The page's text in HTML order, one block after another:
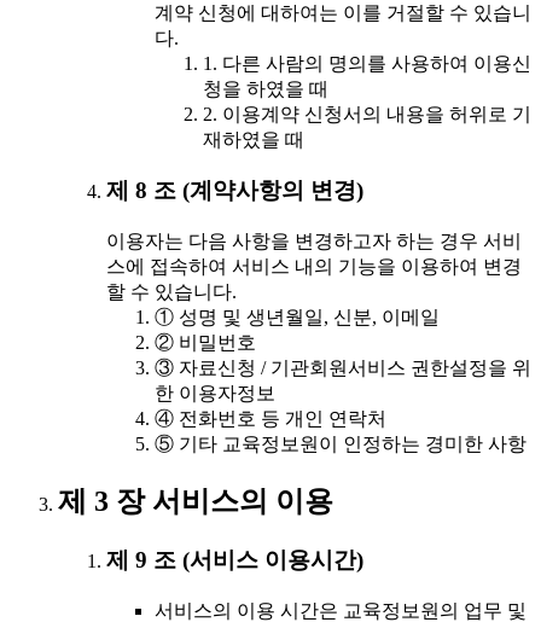
계약 신청에 대하여는 이를 거절할 수 있습니
다.
1. 다른 사람의 명의를 사용하여 이용신
청을 하였을 때
2. 이용계약 신청서의 내용을 허위로 기
재하였을 때
제 8 조 (계약사항의 변경)
이용자는 다음 사항을 변경하고자 하는 경우 서비
스에 접속하여 서비스 내의 기능을 이용하여 변경
할 수 있습니다.
① 성명 및 생년월일, 신분, 이메일
② 비밀번호
③ 자료신청 / 기관회원서비스 권한설정을 위
한 이용자정보
④ 전화번호 등 개인 연락처
⑤ 기타 교육정보원이 인정하는 경미한 사항
제 3 장 서비스의 이용
제 9 조 (서비스 이용시간)
서비스의 이용 시간은 교육정보원의 업무 및